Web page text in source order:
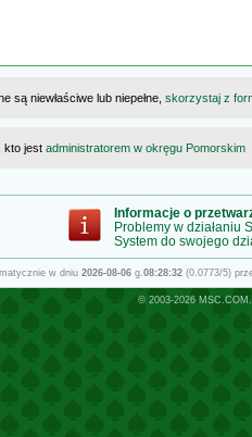
są niewłaściwe lub niepełne, skorzystaj z
kto jest administratorem w okręgu Pomorskim
Informacje o
Problemy w działaniu
System do swojego
w dniu 2026-08-06g.08:28:32(0.0773/5)
© 2003-2026